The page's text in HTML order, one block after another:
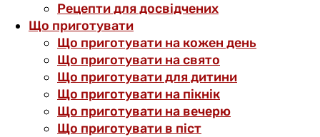
Рецепти для досвідчених
Що приготувати
Що приготувати на кожен день
Що приготувати на свято
Що приготувати для дитини
Що приготувати на пікнік
Що приготувати на вечерю
Що приготувати в піст